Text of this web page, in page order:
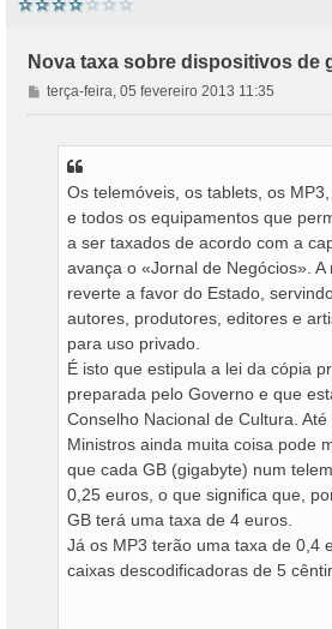
Nova taxa sobre dispositivos de
M
e
terça-feira, 05 fevereiro 2013 11:35
Os telemóveis, os tablets, os
e todos os equipamentos que
a ser taxados de acordo com a
avança o «Jornal de Negócios».
reverte a favor do Estado,
autores, produtores, editores e
para uso privado.
É isto que estipula a lei da cópia
preparada pelo Governo e que
Conselho Nacional de Cultura.
Ministros ainda muita coisa pode
que cada GB (gigabyte) num
0,25 euros, o que significa que,
GB terá uma taxa de 4 euros.
Já os MP3 terão uma taxa de 0,4
caixas descodificadoras de 5